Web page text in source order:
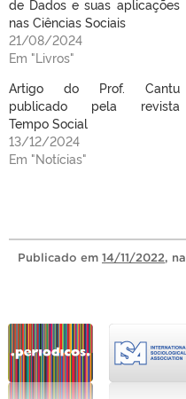
de Dados e suas aplicações
nas Ciências Sociais
21/08/2024
Em "Livros"
Artigo do Prof. Cantu
publicado pela revista
Tempo Social
13/12/2024
Em "Notícias"
Publicado em 14/11/2022,